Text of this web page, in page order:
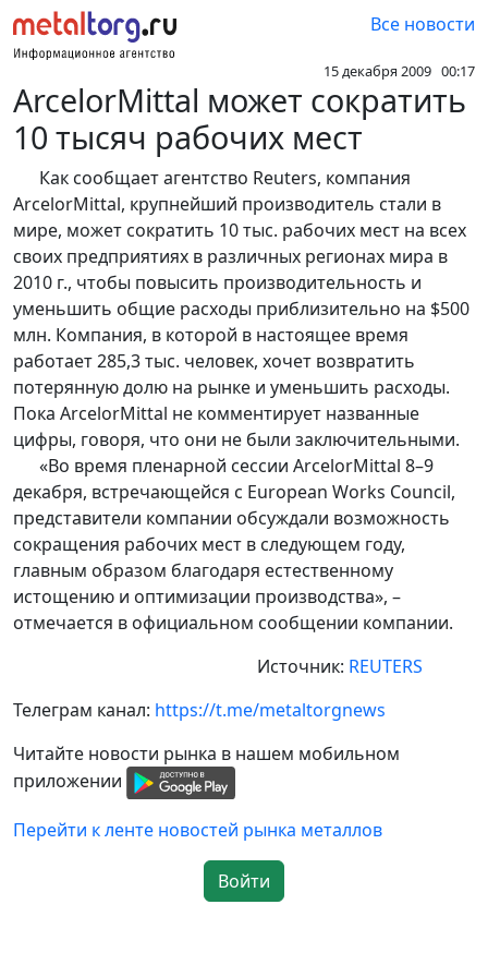
Все новости
15 декабря 2009 00:17
ArcelorMittal может сократить
10 тысяч рабочих мест
Как сообщает агентство Reuters, компания
ArcelorMittal, крупнейший производитель стали в
мире, может сократить 10 тыс. рабочих мест на всех
своих предприятиях в различных регионах мира в
2010 г., чтобы повысить производительность и
уменьшить общие расходы приблизительно на $500
млн. Компания, в которой в настоящее время
работает 285,3 тыс. человек, хочет возвратить
потерянную долю на рынке и уменьшить расходы.
Пока ArcelorMittal не комментирует названные
цифры, говоря, что они не были заключительными.
«Во время пленарной сессии ArcelorMittal 8–9
декабря, встречающейся с European Works Council,
представители компании обсуждали возможность
сокращения рабочих мест в следующем году,
главным образом благодаря естественному
истощению и оптимизации производства», –
отмечается в официальном сообщении компании.
Источник: REUTERS
Телеграм канал: https://t.me/metaltorgnews
Читайте новости рынка в нашем мобильном
приложении
Перейти к ленте новостей рынка металлов
Войти